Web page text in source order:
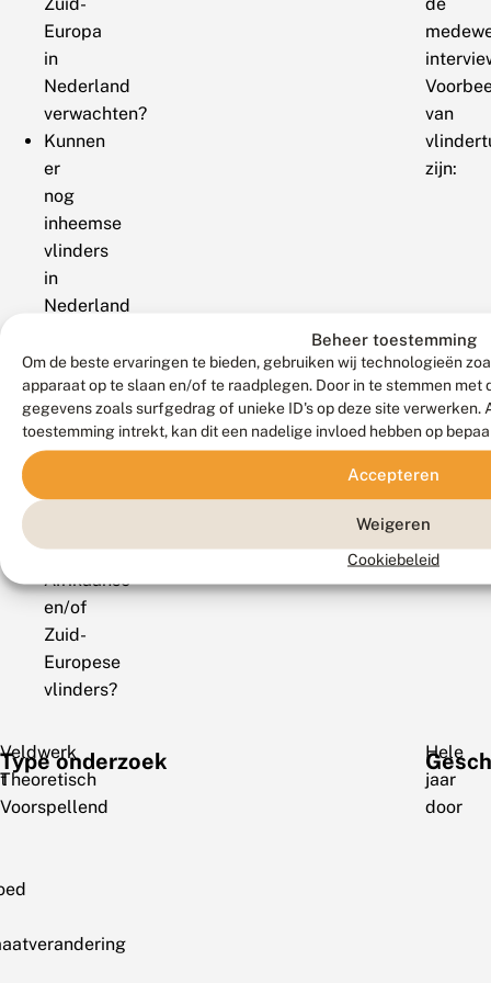
Beheer toestemming
Om de beste ervaringen te bieden, gebruiken wij technologieën
apparaat op te slaan en/of te raadplegen. Door in te stemmen
gegevens zoals surfgedrag of unieke ID's op deze site
toestemming intrekt, kan dit een nadelige invloed hebben op
Accepteren
Weigeren
Cookiebeleid
Europa
in
Nederland
verwachten?
Kunnen
er
nog
inheemse
vlinders
in
Nederland
als
het
klimaat
geschikt
voor
Noord-
Afrikaanse
en/of
Zuid-
Europese
vlinders?
van
zijn:
Type onderzoek
Veldwerk
Theoretisch
Voorspellend
Hele
jaar
door